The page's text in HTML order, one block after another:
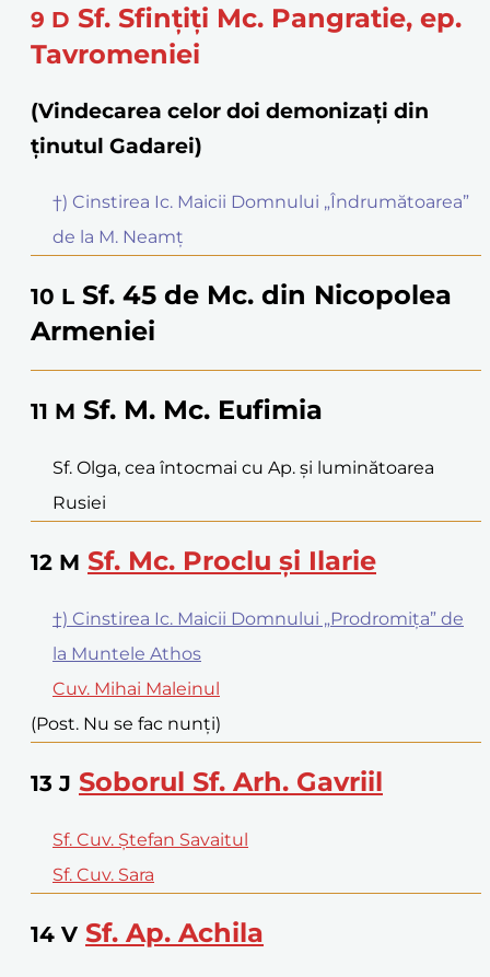
9 D Sf. Sfințiți Mc. Pangratie, ep.
Tavromeniei
(Vindecarea celor doi demonizați din
ținutul Gadarei)
†) Cinstirea Ic. Maicii Domnului „Îndrumătoarea”
de la M. Neamț
10 L Sf. 45 de Mc. din Nicopolea
Armeniei
11 M Sf. M. Mc. Eufimia
Sf. Olga, cea întocmai cu Ap. și luminătoarea
Rusiei
12 M Sf. Mc. Proclu și Ilarie
†) Cinstirea Ic. Maicii Domnului „Prodromița” de
la Muntele Athos
Cuv. Mihai Maleinul
(Post. Nu se fac nunți)
13 J Soborul Sf. Arh. Gavriil
Sf. Cuv. Ștefan Savaitul
Sf. Cuv. Sara
14 V Sf. Ap. Achila